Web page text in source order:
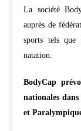
La société
auprès de
sports tels
natation.
BodyCap
nationales
et